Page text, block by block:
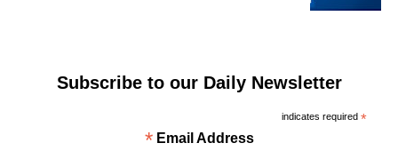
Subscribe to our Daily Newsletter
*
indicates required
Email Address
*